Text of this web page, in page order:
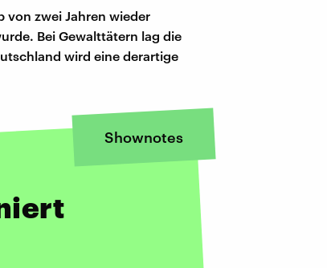
von zwei Jahren wieder
Bei Gewalttätern lag die
wird eine derartige
Shownotes